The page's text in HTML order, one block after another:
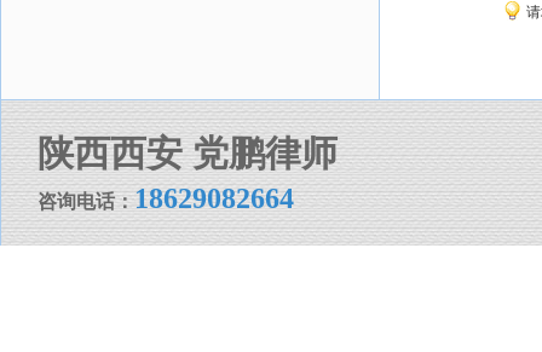
陕西西安 党鹏律师
咨询电话：18629082664